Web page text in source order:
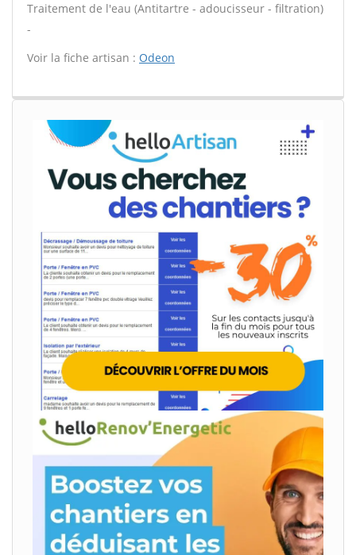
Traitement de l'eau (Antitartre - adoucisseur - filtration)
-
Voir la fiche artisan : Odeon